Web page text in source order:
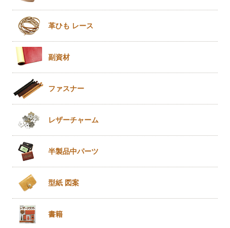
革ひも レース
副資材
ファスナー
レザーチャーム
半製品中パーツ
型紙 図案
書籍